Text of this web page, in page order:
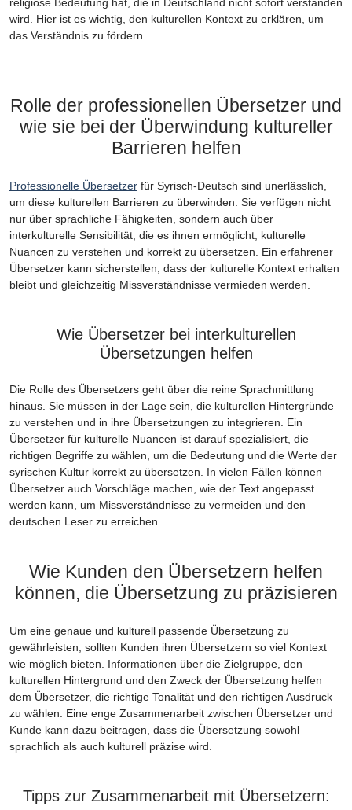
religiöse Bedeutung hat, die in Deutschland nicht sofort verstanden
wird. Hier ist es wichtig, den kulturellen Kontext zu erklären, um
das Verständnis zu fördern.
Rolle der professionellen Übersetzer und
wie sie bei der Überwindung kultureller
Barrieren helfen
Professionelle Übersetzer für Syrisch-Deutsch sind unerlässlich,
um diese kulturellen Barrieren zu überwinden. Sie verfügen nicht
nur über sprachliche Fähigkeiten, sondern auch über
interkulturelle Sensibilität, die es ihnen ermöglicht, kulturelle
Nuancen zu verstehen und korrekt zu übersetzen. Ein erfahrener
Übersetzer kann sicherstellen, dass der kulturelle Kontext erhalten
bleibt und gleichzeitig Missverständnisse vermieden werden.
Wie Übersetzer bei interkulturellen
Übersetzungen helfen
Die Rolle des Übersetzers geht über die reine Sprachmittlung
hinaus. Sie müssen in der Lage sein, die kulturellen Hintergründe
zu verstehen und in ihre Übersetzungen zu integrieren. Ein
Übersetzer für kulturelle Nuancen ist darauf spezialisiert, die
richtigen Begriffe zu wählen, um die Bedeutung und die Werte der
syrischen Kultur korrekt zu übersetzen. In vielen Fällen können
Übersetzer auch Vorschläge machen, wie der Text angepasst
werden kann, um Missverständnisse zu vermeiden und den
deutschen Leser zu erreichen.
Wie Kunden den Übersetzern helfen
können, die Übersetzung zu präzisieren
Um eine genaue und kulturell passende Übersetzung zu
gewährleisten, sollten Kunden ihren Übersetzern so viel Kontext
wie möglich bieten. Informationen über die Zielgruppe, den
kulturellen Hintergrund und den Zweck der Übersetzung helfen
dem Übersetzer, die richtige Tonalität und den richtigen Ausdruck
zu wählen. Eine enge Zusammenarbeit zwischen Übersetzer und
Kunde kann dazu beitragen, dass die Übersetzung sowohl
sprachlich als auch kulturell präzise wird.
Tipps zur Zusammenarbeit mit Übersetzern: